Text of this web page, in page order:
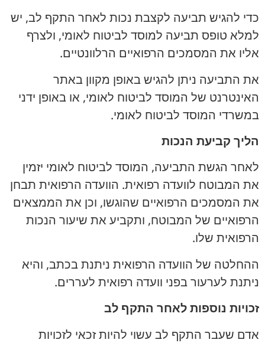
כדי להגיש תביעה לקצבת נכות לאחר התקף לב, יש
למלא טופס תביעה למוסד לביטוח לאומי, ולצרף
אליו את המסמכים הרפואיים הרלוונטיים.
את התביעה ניתן להגיש באופן מקוון באתר
האינטרנט של המוסד לביטוח לאומי, או באופן ידני
במשרדי המוסד לביטוח לאומי.
הליך קביעת הנכות
לאחר הגשת התביעה, המוסד לביטוח לאומי יזמין
את המבוטח לוועדה רפואית. הוועדה הרפואית תבחן
את המסמכים הרפואיים שהוגשו, וכן את הממצאים
הרפואיים של המבוטח, ותקביע את שיעור הנכות
הרפואית שלו.
ההחלטה של הוועדה הרפואית ניתנת בכתב, והיא
ניתנת לערעור בפני וועדה רפואית לעררים.
זכויות נוספות לאחר התקף לב
אדם שעבר התקף לב עשוי להיות זכאי לזכויות